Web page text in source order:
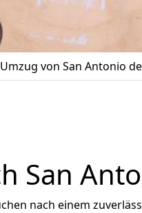
Umzug von San Antonio
San
nach einem